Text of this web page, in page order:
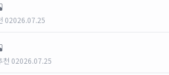
02026.07.25
천 02026.07.25